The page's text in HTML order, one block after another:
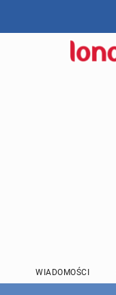
WIADOMOŚCI